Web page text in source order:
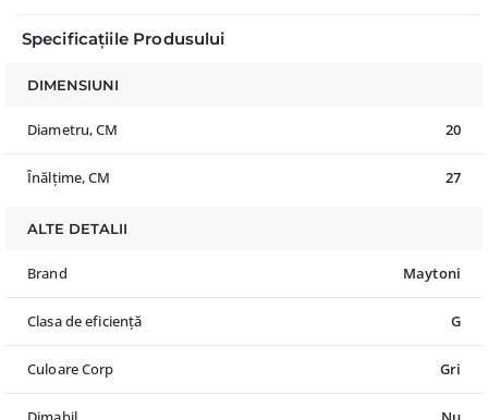
Specificațiile Produsului
DIMENSIUNI
Diametru, CM 20
Înălțime, CM 27
ALTE DETALII
Brand Maytoni
Clasa de eficiență G
Culoare Corp Gri